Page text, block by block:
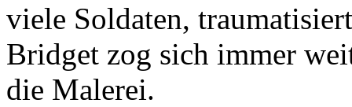
viele Soldaten,
Bridget zog sich immer
die Malerei.